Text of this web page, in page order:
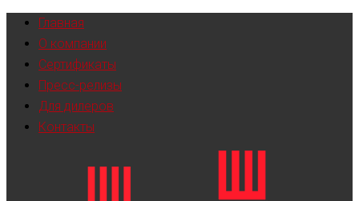
Главная
О компании
Сертификаты
Пресс-релизы
Для дилеров
Контакты